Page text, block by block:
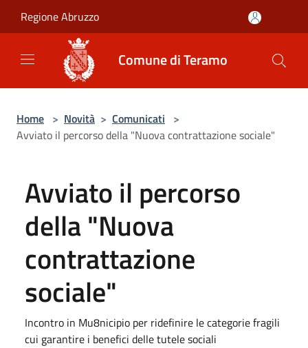
Regione Abruzzo
Comune di Teramo
Home > Novità > Comunicati >
Avviato il percorso della "Nuova contrattazione sociale"
Avviato il percorso
della "Nuova
contrattazione
sociale"
Incontro in Mu8nicipio per ridefinire le categorie fragili
cui garantire i benefici delle tutele sociali